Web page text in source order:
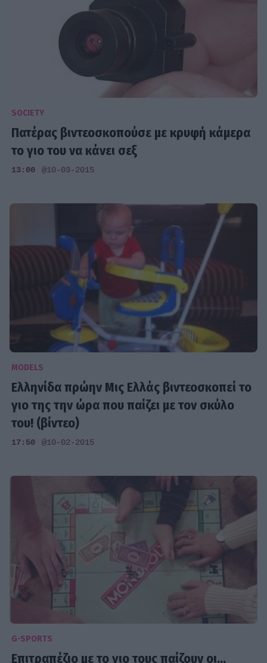
SOCIETY
Πατέρας βιντεοσκοπούσε με κρυφή κάμερα
το γιο του να κάνει σεξ
13:00 @10-03-2015
MODELS
Ελληνίδα πρώην Μις Ελλάς βιντεοσκοπεί το
γιο της την ώρα που παίζει με τον σκύλο
του! (βίντεο)
17:50 @10-02-2015
G-SPORTS
Επιτραπέζιο με το γιο τους παίζουν οι...